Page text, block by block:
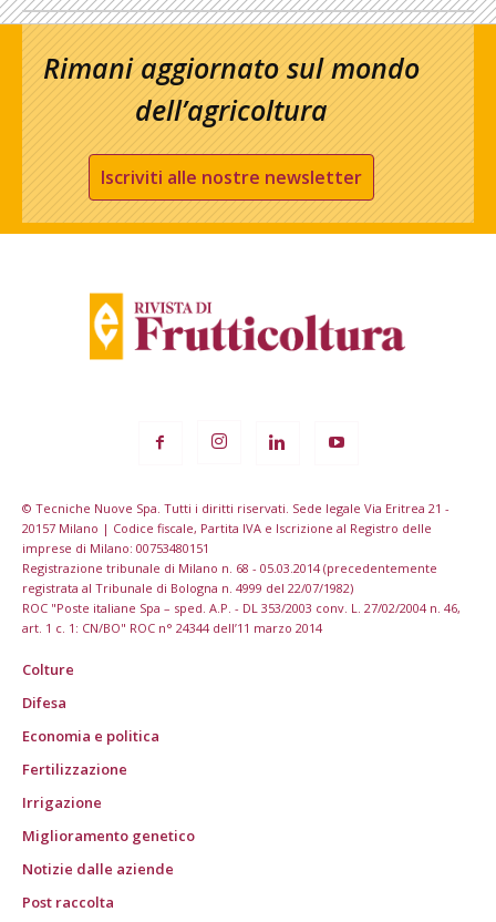
Rimani aggiornato sul mondo
dell’agricoltura
Iscriviti alle nostre newsletter
© Tecniche Nuove Spa. Tutti i diritti riservati. Sede legale Via Eritrea 21 -
20157 Milano | Codice fiscale, Partita IVA e Iscrizione al Registro delle
imprese di Milano: 00753480151
Registrazione tribunale di Milano n. 68 - 05.03.2014 (precedentemente
registrata al Tribunale di Bologna n. 4999 del 22/07/1982)
ROC "Poste italiane Spa – sped. A.P. - DL 353/2003 conv. L. 27/02/2004 n. 46,
art. 1 c. 1: CN/BO" ROC n° 24344 dell’11 marzo 2014
Colture
Difesa
Economia e politica
Fertilizzazione
Irrigazione
Miglioramento genetico
Notizie dalle aziende
Post raccolta